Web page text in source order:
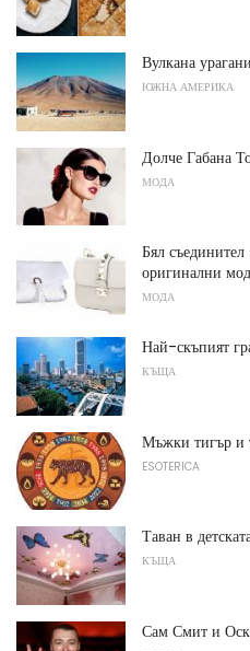
Вулкана урагани
ЮЖНА АМЕРИКА
Долче Габана
МОДА
Бял
оригинални
МОДА
Най-скъпият
КЪЩА
Мъжки тигър и
ESOTERICA
Таван в
КЪЩА
Сам Смит и